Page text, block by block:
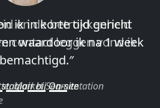
en de betrokkenheid
contact leggen vond ik
Market Segmentation